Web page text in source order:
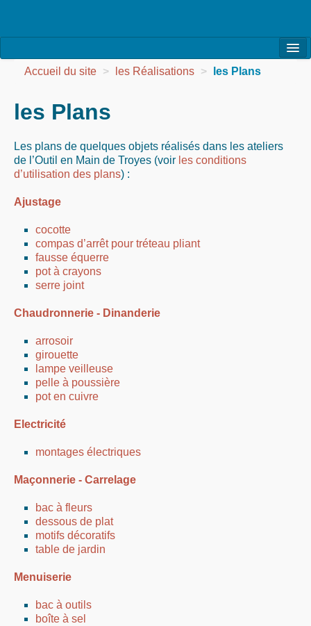
l’Association
les Evénements
les Réalisations
Agenda
Contact
Accueil du site > les Réalisations > les Plans
les Plans
Les plans de quelques objets réalisés dans les ateliers
de l’Outil en Main de Troyes (voir les conditions
d’utilisation des plans) :
Ajustage
cocotte
compas d’arrêt pour tréteau pliant
fausse équerre
pot à crayons
serre joint
Chaudronnerie - Dinanderie
arrosoir
girouette
lampe veilleuse
pelle à poussière
pot en cuivre
Electricité
montages électriques
Maçonnerie - Carrelage
bac à fleurs
dessous de plat
motifs décoratifs
table de jardin
Menuiserie
bac à outils
boîte à sel